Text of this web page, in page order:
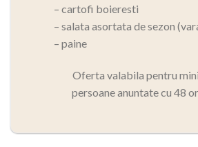
– cartofi boieresti
– salata asortata de sezon
– paine
Oferta valabila pentru
persoane anuntate cu 48